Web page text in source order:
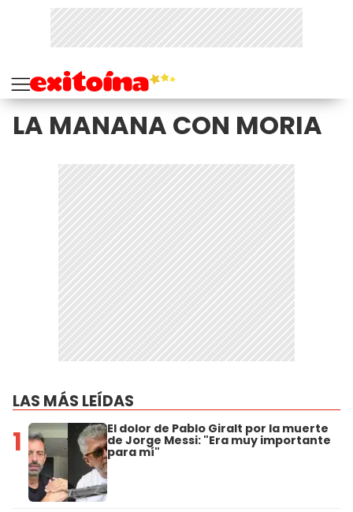
LA MANANA CON MORIA
LAS MÁS LEÍDAS
1 El dolor de Pablo Giralt por la muerte
de Jorge Messi: "Era muy importante
para mí"